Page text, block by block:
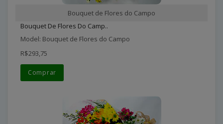
Bouquet de Flores do Campo
Bouquet De Flores Do Camp..
Model: Bouquet de Flores do Campo
R$293,75
Comprar